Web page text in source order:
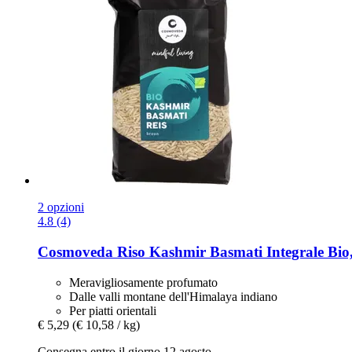
2 opzioni
4.8 (4)
Cosmoveda Riso Kashmir Basmati Integrale
Meravigliosamente profumato
Dalle valli montane dell'Himalaya indiano
Per piatti orientali
€ 5,29 (€ 10,58 / kg)